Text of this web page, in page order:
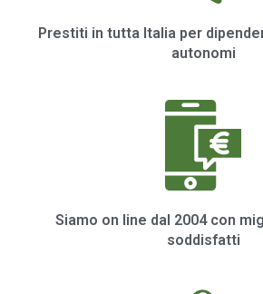
Prestiti in tutta Italia per
autonomi
Siamo on line dal 2004 con
soddisfatti